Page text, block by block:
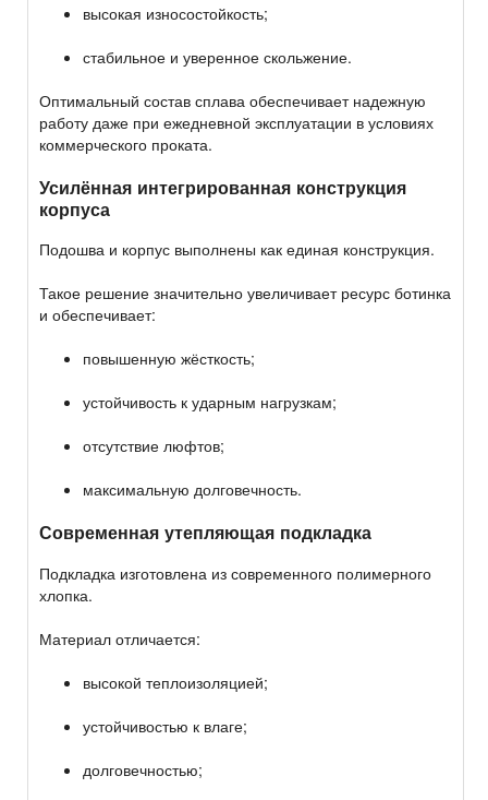
высокая износостойкость;
стабильное и уверенное скольжение.
Оптимальный состав сплава обеспечивает надежную
работу даже при ежедневной эксплуатации в условиях
коммерческого проката.
Усилённая интегрированная конструкция
корпуса
Подошва и корпус выполнены как единая конструкция.
Такое решение значительно увеличивает ресурс ботинка
и обеспечивает:
повышенную жёсткость;
устойчивость к ударным нагрузкам;
отсутствие люфтов;
максимальную долговечность.
Современная утепляющая подкладка
Подкладка изготовлена из современного полимерного
хлопка.
Материал отличается:
высокой теплоизоляцией;
устойчивостью к влаге;
долговечностью;